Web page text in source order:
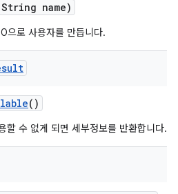
name)
으로 사용자를 만듭니다.
()
할 수 없게 되면 세부정보를 반환합니다.